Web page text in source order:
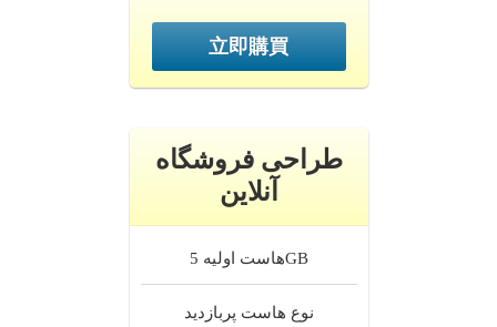
立即購買
طراحی فروشگاه
آنلاین
هاست اولیه5GB
نوع هاست پربازدید